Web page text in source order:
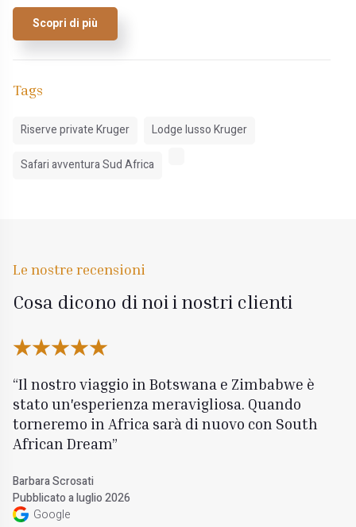
Scopri di più
Tags
Riserve private Kruger Lodge lusso Kruger
Safari avventura Sud Africa
Le nostre recensioni
Cosa dicono di noi i nostri clienti
Il nostro viaggio in Botswana e Zimbabwe è
stato un'esperienza meravigliosa. Quando
torneremo in Africa sarà di nuovo con South
African Dream
Barbara Scrosati
Pubblicato a luglio 2026
Google